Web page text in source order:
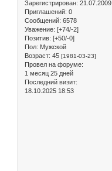
Зарегистрирован: 21.07.2009
Приглашений: 0
Сообщений: 6578
Уважение: [+74/-2]
Позитив: [+50/-0]
Пол: Мужской
Возраст: 45 [1981-03-23]
Провел на форуме:
1 месяц 25 дней
Последний визит:
18.10.2025 18:53